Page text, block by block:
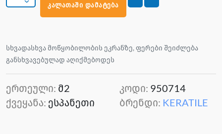
კალათაში დამატება
სხვადასხვა მოწყობილობის ეკრანზე, ფერები შეიძლება
განსხვავებულად აღიქმებოდეს
ერთეული: მ2
ქვეყანა: ესპანეთი
კოდი: 950714
ბრენდი: KERATILE